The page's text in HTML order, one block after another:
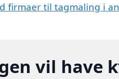
firmaer til tagmaling i
vil have